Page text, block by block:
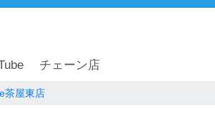
チェーン店
茶屋東店